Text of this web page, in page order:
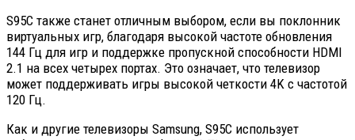
S95C также станет отличным выбором, если вы поклонник
виртуальных игр, благодаря высокой частоте обновления
144 Гц для игр и поддержке пропускной способности HDMI
2.1 на всех четырех портах. Это означает, что телевизор
может поддерживать игры высокой четкости 4K с частотой
120 Гц.
Как и другие телевизоры Samsung, S95C использует